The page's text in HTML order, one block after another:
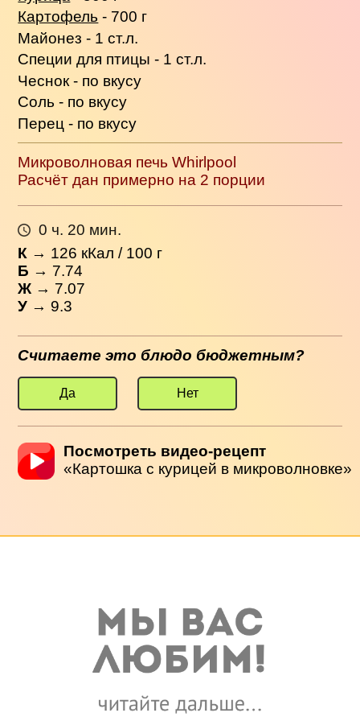
Картофель - 700 г
Майонез - 1 ст.л.
Специи для птицы - 1 ст.л.
Чеснок - по вкусу
Соль - по вкусу
Перец - по вкусу
Микроволновая печь Whirlpool
Расчёт дан примерно на 2 порции
0 ч. 20 мин.
К → 126 кКал / 100 г
Б → 7.74
Ж → 7.07
У → 9.3
Считаете это блюдо бюджетным?
Да Нет
Посмотреть видео-рецепт
«Картошка с курицей в микроволновке»